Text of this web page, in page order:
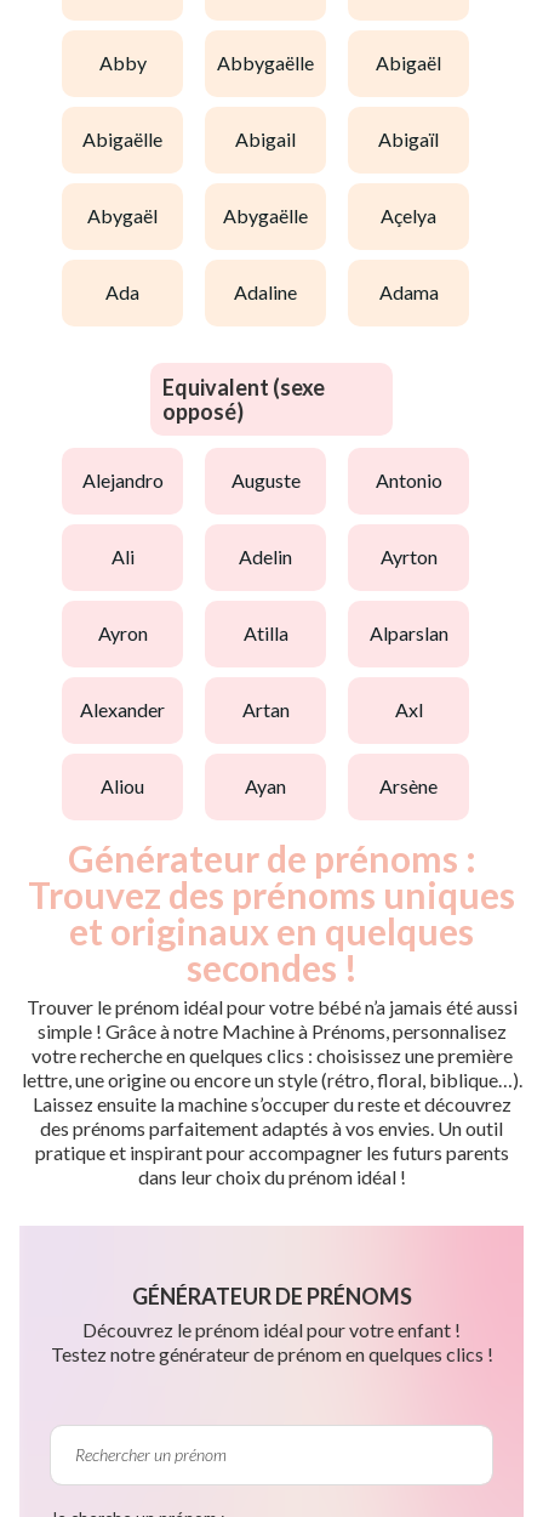
abby abbygaëlle abigaël
abigaëlle abigail abigaïl
abygaël abygaëlle açelya
ada adaline adama
Equivalent (sexe
opposé)
alejandro auguste antonio
ali adelin ayrton
ayron atilla alparslan
alexander artan axl
aliou ayan arsène
Générateur de prénoms :
Trouvez des prénoms uniques
et originaux en quelques
secondes !
Trouver le prénom idéal pour votre bébé n’a jamais été aussi
simple ! Grâce à notre Machine à Prénoms, personnalisez
votre recherche en quelques clics : choisissez une première
lettre, une origine ou encore un style (rétro, floral, biblique…).
Laissez ensuite la machine s’occuper du reste et découvrez
des prénoms parfaitement adaptés à vos envies. Un outil
pratique et inspirant pour accompagner les futurs parents
dans leur choix du prénom idéal !
GÉNÉRATEUR DE PRÉNOMS
Découvrez le prénom idéal pour votre enfant !
Testez notre générateur de prénom en quelques clics !